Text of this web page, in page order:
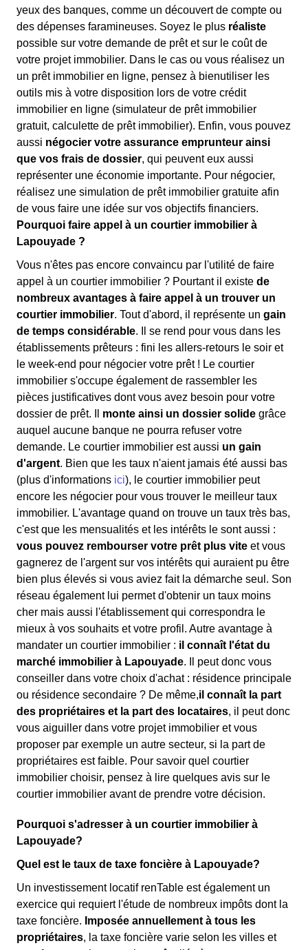
yeux des banques, comme un découvert de compte ou
des dépenses faramineuses. Soyez le plus réaliste
possible sur votre demande de prêt et sur le coût de
votre projet immobilier. Dans le cas ou vous réalisez un
un prêt immobilier en ligne, pensez à bienutiliser les
outils mis à votre disposition lors de votre crédit
immobilier en ligne (simulateur de prêt immobilier
gratuit, calculette de prêt immobilier). Enfin, vous pouvez
aussi négocier votre assurance emprunteur ainsi
que vos frais de dossier, qui peuvent eux aussi
représenter une économie importante. Pour négocier,
réalisez une simulation de prêt immobilier gratuite afin
de vous faire une idée sur vos objectifs financiers.
Pourquoi faire appel à un courtier immobilier à
Lapouyade ?
Vous n'êtes pas encore convaincu par l'utilité de faire
appel à un courtier immobilier ? Pourtant il existe de
nombreux avantages à faire appel à un trouver un
courtier immobilier. Tout d'abord, il représente un gain
de temps considérable. Il se rend pour vous dans les
établissements prêteurs : fini les allers-retours le soir et
le week-end pour négocier votre prêt ! Le courtier
immobilier s'occupe également de rassembler les
pièces justificatives dont vous avez besoin pour votre
dossier de prêt. Il monte ainsi un dossier solide grâce
auquel aucune banque ne pourra refuser votre
demande. Le courtier immobilier est aussi un gain
d'argent. Bien que les taux n'aient jamais été aussi bas
(plus d'informations ici), le courtier immobilier peut
encore les négocier pour vous trouver le meilleur taux
immobilier. L'avantage quand on trouve un taux très bas,
c'est que les mensualités et les intérêts le sont aussi :
vous pouvez rembourser votre prêt plus vite et vous
gagnerez de l'argent sur vos intérêts qui auraient pu être
bien plus élevés si vous aviez fait la démarche seul. Son
réseau également lui permet d'obtenir un taux moins
cher mais aussi l'établissement qui correspondra le
mieux à vos souhaits et votre profil. Autre avantage à
mandater un courtier immobilier : il connaît l'état du
marché immobilier à Lapouyade. Il peut donc vous
conseiller dans votre choix d'achat : résidence principale
ou résidence secondaire ? De même,il connaît la part
des propriétaires et la part des locataires, il peut donc
vous aiguiller dans votre projet immobilier et vous
proposer par exemple un autre secteur, si la part de
propriétaires est faible. Pour savoir quel courtier
immobilier choisir, pensez à lire quelques avis sur le
courtier immobilier avant de prendre votre décision.
Pourquoi s'adresser à un courtier immobilier à
Lapouyade?
Quel est le taux de taxe foncière à Lapouyade?
Un investissement locatif renTable est également un
exercice qui requiert l'étude de nombreux impôts dont la
taxe foncière. Imposée annuellement à tous les
propriétaires, la taxe foncière varie selon les villes et